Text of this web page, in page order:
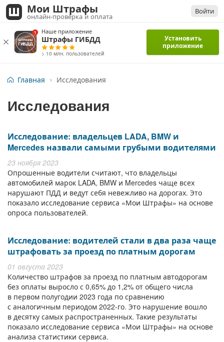
Мои Штрафы
онлайн-проверка и оплата
Войти
Наше приложение
Штрафы ГИБДД
> 10 млн. пользователей
Установить
приложение
Главная Исследования
Исследования
Исследование: владельцев LADA, BMW и
Mercedes назвали самыми грубыми водителями
23 ноября 2023
Опрошенные водители считают, что владельцы
автомобилей марок LADA, BMW и Mercedes чаще всех
нарушают ПДД и ведут себя невежливо на дорогах. Это
показало исследование сервиса «Мои Штрафы» на основе
опроса пользователей.
Исследование: водителей стали в два раза чаще
штрафовать за проезд по платным дорогам
01 августа 2023
Количество штрафов за проезд по платным автодорогам
без оплаты выросло с 0,65% до 1,2% от общего числа
в первом полугодии 2023 года по сравнению
с аналогичным периодом 2022-го. Это нарушение вошло
в десятку самых распространенных. Такие результаты
показало исследование сервиса «Мои Штрафы» на основе
анализа статистики сервиса.